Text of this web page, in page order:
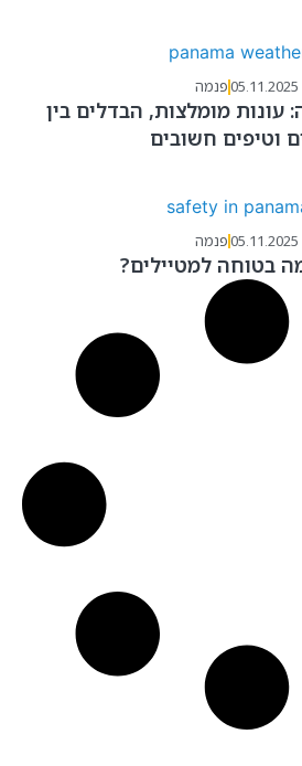
05.11.2025פנמה
עונות מומלצות, הבדלים בין
וטיפים חשובים
05.11.2025פנמה
בטוחה למטיילים?